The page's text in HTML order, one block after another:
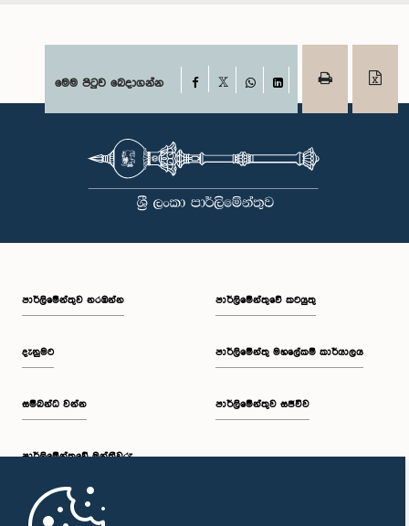
මෙම පිටුව බෙදාගන්න Facebook
WhatsAppLinkedIn
පාර්ලි‌මේන්තුව නරඹන්න
දැනුමට
සම්බන්ධ වන්න
පාර්ලි‌මේන්තුවේ මන්ත්‍රීවරු
මුල් පිටුව
පාර්ලිමේන්තුවේ කටයුතු
පාර්ලිමේන්තු මහලේකම් කාර්යාලය
පාර්ලිමේන්තුව සජීවීව